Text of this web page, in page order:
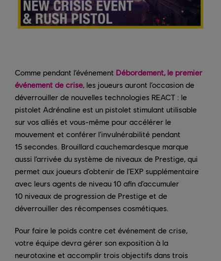
Comme pendant l’événement Débordement, le premier
événement de crise , les joueurs auront l’occasion de
déverrouiller de nouvelles technologies REACT : le
pistolet Adrénaline est un pistolet stimulant utilisable
sur vos alliés et vous-même pour accélérer le
mouvement et conférer l’invulnérabilité pendant
15 secondes. Brouillard cauchemardesque marque
aussi l’arrivée du système de niveaux de Prestige, qui
permet aux joueurs d’obtenir de l’EXP supplémentaire
avec leurs agents de niveau 10 afin d’accumuler
10 niveaux de progression de Prestige et de
déverrouiller des récompenses cosmétiques.
Pour faire le poids contre cet événement de crise,
votre équipe devra gérer son exposition à la
neurotoxine et accomplir trois objectifs dans trois